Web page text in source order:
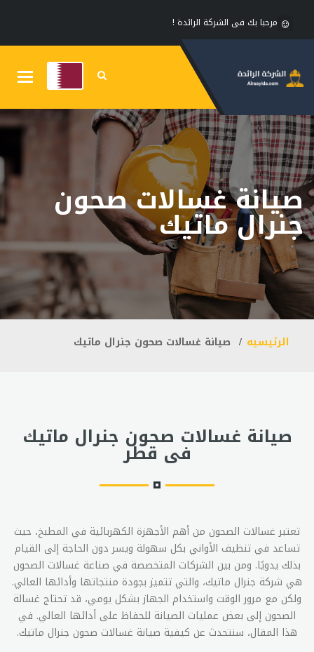
مرحبا بك فى الشركة الرائدة !
صيانة غسالات صحون
جنرال ماتيك
الرئيسيه صيانة غسالات صحون جنرال ماتيك
صيانة غسالات صحون جنرال ماتيك
فى قطر
تعتبر غسالات الصحون من أهم الأجهزة الكهربائية في المطبخ، حيث
تساعد في تنظيف الأواني بكل سهولة ويسر دون الحاجة إلى القيام
بذلك يدويًا. ومن بين الشركات المتخصصة في صناعة غسالات الصحون
هي شركة جنرال ماتيك، والتي تتميز بجودة منتجاتها وأدائها العالي.
ولكن مع مرور الوقت واستخدام الجهاز بشكل يومي، قد تحتاج غسالة
الصحون إلى بعض عمليات الصيانة للحفاظ على أدائها العالي. في
هذا المقال، سنتحدث عن كيفية صيانة غسالات صحون جنرال ماتيك.